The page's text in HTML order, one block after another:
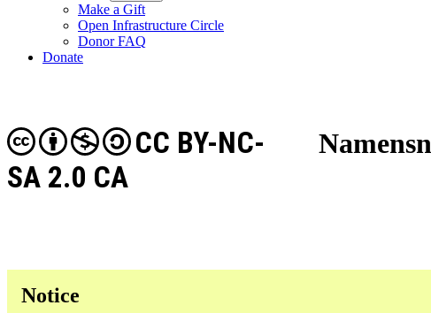
Make a Gift
Open Infrastructure Circle
Donor FAQ
Donate
CC BY-NC-
SA 2.0 CA
Notice